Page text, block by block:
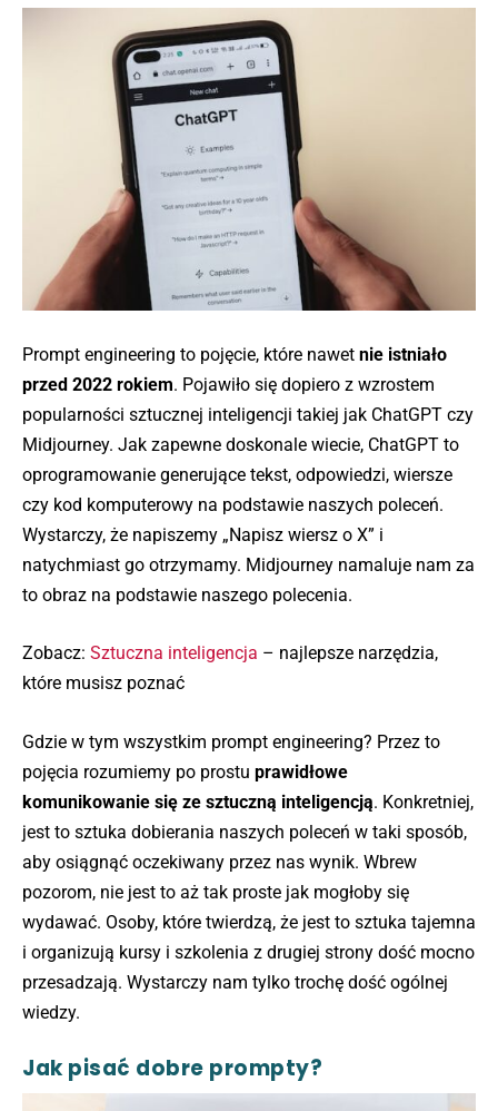
Prompt engineering to pojęcie, które nawet nie istniało
przed 2022 rokiem. Pojawiło się dopiero z wzrostem
popularności sztucznej inteligencji takiej jak ChatGPT czy
Midjourney. Jak zapewne doskonale wiecie, ChatGPT to
oprogramowanie generujące tekst, odpowiedzi, wiersze
czy kod komputerowy na podstawie naszych poleceń.
Wystarczy, że napiszemy „Napisz wiersz o X” i
natychmiast go otrzymamy. Midjourney namaluje nam za
to obraz na podstawie naszego polecenia.
Zobacz: Sztuczna inteligencja – najlepsze narzędzia,
które musisz poznać
Gdzie w tym wszystkim prompt engineering? Przez to
pojęcia rozumiemy po prostu prawidłowe
komunikowanie się ze sztuczną inteligencją. Konkretniej,
jest to sztuka dobierania naszych poleceń w taki sposób,
aby osiągnąć oczekiwany przez nas wynik. Wbrew
pozorom, nie jest to aż tak proste jak mogłoby się
wydawać. Osoby, które twierdzą, że jest to sztuka tajemna
i organizują kursy i szkolenia z drugiej strony dość mocno
przesadzają. Wystarczy nam tylko trochę dość ogólnej
wiedzy.
Jak pisać dobre prompty?